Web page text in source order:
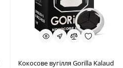
Кокосове вугілля Gorilla Kalaud